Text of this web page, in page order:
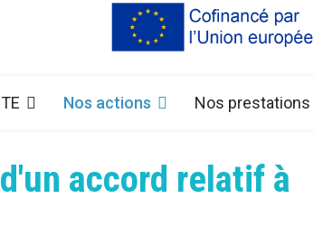
Nos actions Nos prestations
accord relatif à